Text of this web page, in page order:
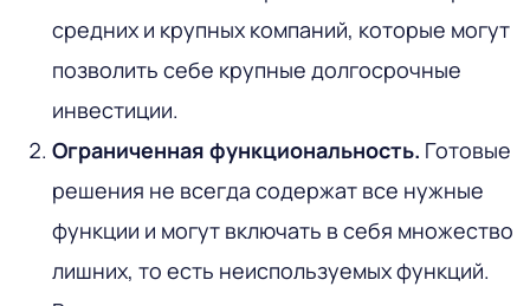
средних и крупных компаний, которые могут
позволить себе крупные долгосрочные
инвестиции.
Ограниченная функциональность. Готовые
решения не всегда содержат все нужные
функции и могут включать в себя множество
лишних, то есть неиспользуемых функций.